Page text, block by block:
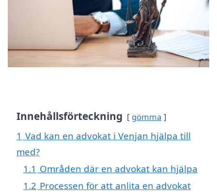
Innehållsförteckning gömma
1 Vad kan en advokat i Venjan hjälpa till
med?
1.1 Områden där en advokat kan hjälpa
1.2 Processen för att anlita en advokat